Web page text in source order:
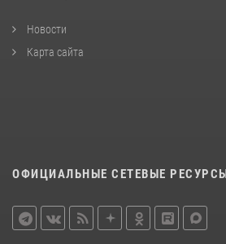
Новости
Карта сайта
ОФИЦИАЛЬНЫЕ СЕТЕВЫЕ РЕСУРСЫ